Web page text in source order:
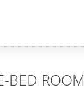
BED ROOM